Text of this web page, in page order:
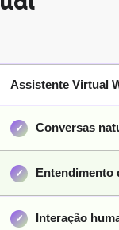
Assistente Virtual
Conversas
Entendimento
Interação